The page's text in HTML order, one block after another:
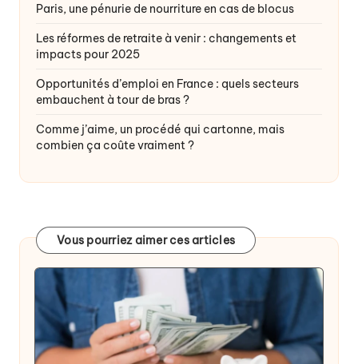
Paris, une pénurie de nourriture en cas de blocus
Les réformes de retraite à venir : changements et
impacts pour 2025
Opportunités d’emploi en France : quels secteurs
embauchent à tour de bras ?
Comme j’aime, un procédé qui cartonne, mais
combien ça coûte vraiment ?
Vous pourriez aimer ces articles